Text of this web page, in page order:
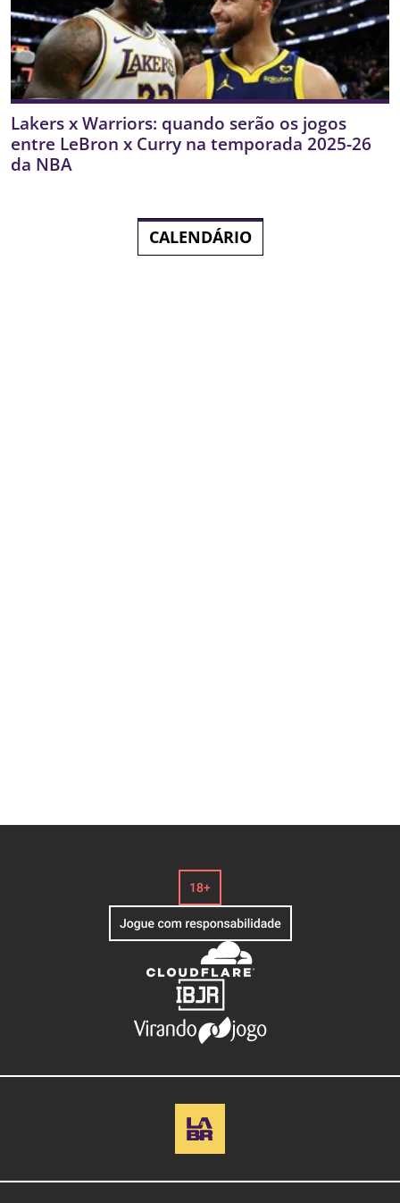
Lakers x Warriors: quando serão os jogos
entre LeBron x Curry na temporada 2025-26
da NBA
CALENDÁRIO